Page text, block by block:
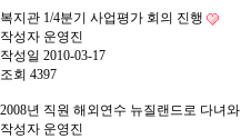
복지관 1/4분기 사업평가 회의 진행
작성자 운영진
작성일 2010-03-17
조회 4397
2008년 직원 해외연수 뉴질랜드로 다녀와
작성자 운영진